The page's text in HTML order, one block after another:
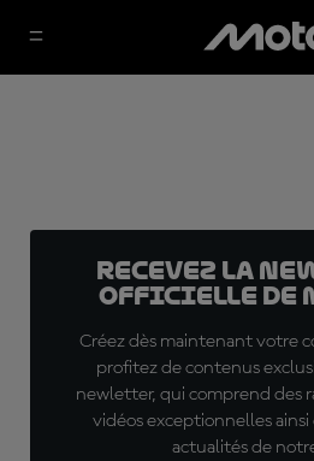
Recevez la
officielle de
Créez dès maintenant votre
profitez de contenus
newletter, qui comprend des
vidéos exceptionnelles
actualités de